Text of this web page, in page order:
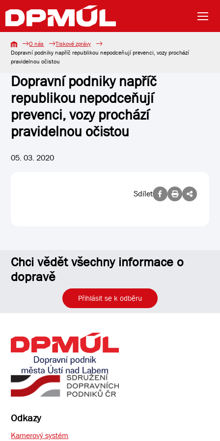
O nás
Tiskové zprávy
Dopravní podniky napříč republikou nepodceňují prevenci, vozy prochází
pravidelnou očistou
Dopravní podniky napříč
republikou nepodceňují
prevenci, vozy prochází
pravidelnou očistou
05. 03. 2020
Sdílet
Chci vědět všechny informace o
dopravě
Přihlásit se k odběru
Odkazy
Kamerový systém